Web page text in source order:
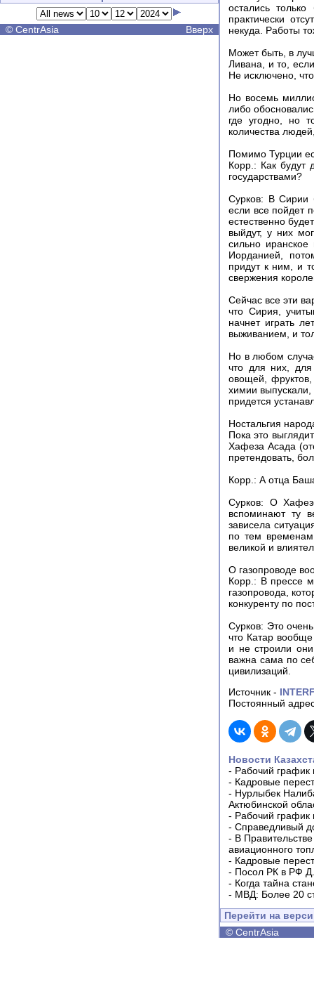
© CentrAsia Вверх
остались
практически
некуда. Работы
Может быть, в
Ливана, и то,
Не исключено,
Но восемь
либо
где угодно, но
количества
Помимо Турции
Корр.: Как будут
государствами?
Сурков: В Сирии
если все пойдет
естественно
выйдут, у них
сильно
Иорданией,
придут к ним, и
свержения
Сейчас все эти
что Сирия,
начнет играть
выживанием, и
Но в любом
что для них,
овощей,
химии
придется
Ностальгия
Пока это
Хафеза Асада
претендовать,
Корр.: А отца
Сурков: О
вспоминают ту
зависела
по тем
великой и
О газопроводе
Корр.: В прессе
газопровода,
конкуренту по
Сурков: Это
что Катар вообще
и не строили
важна сама по
цивилизаций.
Источник -
Постоянный
Новости
- Рабочий график
- Кадровые
- Нурлыбек
Актюбинской
- Рабочий график
- Справедливый
- В
авиационного
- Кадровые
- Посол РК в РФ
- Когда тайна
- МВД: Более 20
Перейти на
© CentrAsia